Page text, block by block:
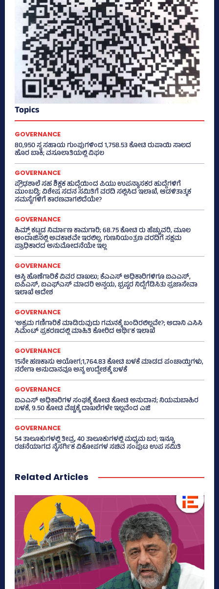
Topics
GOVERNANCE
80,950 ಸ್ವ ಸಹಾಯ ಗುಂಪುಗಳಿಂದ 1,758.53 ಕೋಟಿ ರುಪಾಯಿ ಸಾಲದ
ಹೊರ ಬಾಕಿ; ವಸೂಲಾತಿಯಲ್ಲಿ ವಿಫಲ
GOVERNANCE
ಪ್ರೌಢಶಾಲೆ ಸಹ ಶಿಕ್ಷಕ ಹುದ್ದೆಯಿಂದ ಪಿಯು ಉಪನ್ಯಾಸಕರ ಹುದ್ದೆಗಳಿಗೆ
ಮುಂಬಡ್ತಿ; ವಿಶೇಷ ಸದನ ಸಮಿತಿಗೆ ವರದಿ ಸಲ್ಲಿಸಿದ ಇಲಾಖೆ, ಆಡಳಿತಾತ್ಮಕ
ಸಮಸ್ಯೆಗಳಿಗೆ ಕಾರಣವಾಗಲಿದೆಯೇ?
GOVERNANCE
ಹಿಮ್ಸ್‌ ಕಟ್ಟಡ ನಿರ್ಮಾಣ ಕಾಮಗಾರಿ; 68.75 ಕೋಟಿ ರು ಹೆಚ್ಚುವರಿ, ಮೂಲ
ಅಂದಾಜಿನಲ್ಲಿ ಅವಕಾಶವೇ ಇರಲಿಲ್ಲ, ಗುಣನಿಯಂತ್ರಣ ವರದಿಗೆ ಸಕ್ಷಮ
ಪ್ರಾಧಿಕಾರದ ಅನುಮೋದನೆಯೇ ಇಲ್ಲ
GOVERNANCE
ಆಸ್ತಿ ಹೊಣೆಗಾರಿಕೆ ವಿವರ ದಾಖಲು; ಕೆಎಎಸ್ ಅಧಿಕಾರಿಗಳಿಗೂ ಐಎಎಸ್‌,
ಐಪಿಎಸ್‌, ಐಎಫ್‌ಎಸ್‌ ಮಾದರಿ ಅನ್ವಯ, ಭ್ರಷ್ಟರ ನಿದ್ದೆಗೆಡಿಸಿತು ಪ್ರಜಾಸೇವಾ
ಇಲಾಖೆ ಆದೇಶ
GOVERNANCE
‘ಅಕ್ರಮ ಗಣಿಗಾರಿಕೆ ಮಾಡಿರುವುದು ಗಮನಕ್ಕೆ ಬಂದಿರಲಿಲ್ಲವೇ?; ಅದಾನಿ ಎಸಿಸಿ
ಸಿಮೆಂಟ್ ಪ್ರಕರಣದಲ್ಲಿ ಮಾಹಿತಿ ಕೋರಿದ ಆರ್ಥಿಕ ಇಲಾಖೆ
GOVERNANCE
15ನೇ ಹಣಕಾಸು ಆಯೋಗ;1,764.83 ಕೋಟಿ ಬಳಕೆ ಮಾಡದ ಪಂಚಾಯ್ತಿಗಳು,
ನರೇಗಾ ಅನುದಾನವೂ ಅನ್ಯ ಉದ್ದೇಶಕ್ಕೆ ಬಳಕೆ
GOVERNANCE
ಐಎಎಸ್‌ ಅಧಿಕಾರಿಗಳ ಸಂಘಕ್ಕೆ ಕೋಟಿ ಕೋಟಿ ಅನುದಾನ; ನಿಯಮಬಾಹಿರ
ಬಳಕೆ, 9.50 ಕೋಟಿ ವೆಚ್ಚಕ್ಕೆ ದಾಖಲೆಗಳೇ ಇಲ್ಲವೆಂದ ಎಜಿ
GOVERNANCE
54 ತಾಲೂಕುಗಳಲ್ಲಿ ತೀವ್ರ, 40 ತಾಲೂಕುಗಳಲ್ಲಿ ಮಧ್ಯಮ ಬರ; ಇನ್ನೂ
ರಚನೆಯಾಗದ ನೈಸರ್ಗಿಕ ವಿಕೋಪಗಳ ಸಚಿವ ಸಂಪುಟ ಉಪ ಸಮಿತಿ
Related Articles